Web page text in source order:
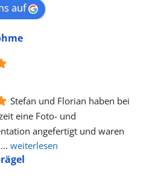
auf
Stefan und Florian haben bei
eine Foto- und
angefertigt und waren
... weiterlesen